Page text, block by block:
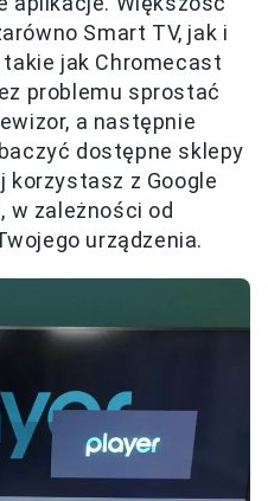
Smart TV, jak i
jak Chromecast
problemu sprostać
a następnie
dostępne sklepy
korzystasz z Google
w zależności od
urządzenia.